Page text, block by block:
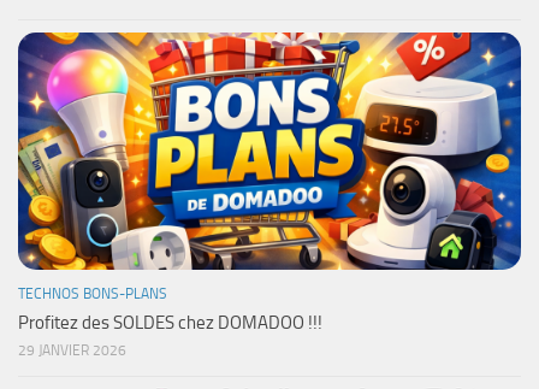
TECHNOS BONS-PLANS
Profitez des SOLDES chez DOMADOO !!!
29 JANVIER 2026